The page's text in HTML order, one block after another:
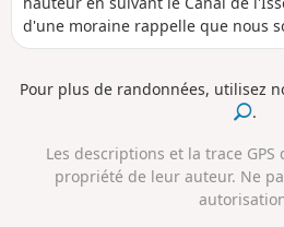
d'une moraine rappelle que nous
granitique. L'arrivée au Refuge
de Sewen ou plus loin d'un repas
Baerenbach. Puis la remontée le
petites cascades.
Pour plus de randonnées, utilisez
.
Les descriptions et la trace
propriété de leur auteur. Ne